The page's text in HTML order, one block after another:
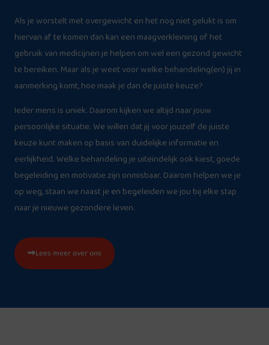
Als je worstelt met overgewicht en het nog niet gelukt is om
hiervan af te komen dan kan een maagverkleining of het
gebruik van medicijnen je helpen om wel een gezond gewicht
te bereiken. Maar als je weet voor welke behandeling(en) jij in
aanmerking komt, hoe maak je dan de juiste keuze?
Ieder mens is uniek. Daarom kijken we altijd naar jouw
persoonlijke situatie. We willen dat jij voor jouzelf de juiste
keuze kunt maken op basis van duidelijke informatie en
eerlijkheid. Welke behandeling je uiteindelijk ook kiest, goede
begeleiding en motivatie zijn onmisbaar. Daarom helpen we je
op weg, staan we naast je en begeleiden we jou bij elke stap
naar je nieuwe gezondere leven.
Lees meer over ons